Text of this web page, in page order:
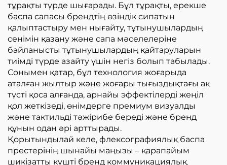
тұрақты түрде шығарады. Бұл тұрақты, ерекше
баспа сапасы брендтің өзіндік сипатын
қалыптастыру мен нығайту, тұтынушылардың
сенімін қазану және сапа мәселелеріне
байланысты тұтынушылардың қайтаруларын
тиімді түрде азайту үшін негіз болып табылады.
Сонымен қатар, бұл технология жоғарыда
аталған жылтыр және жоғары тығыздықтағы ақ
түсті қоса алғанда, арнайы эффектілерді жеңіл
қол жеткізеді, өнімдерге премиум визуалды
және тактильді тәжірибе береді және бренд
құнын одан әрі арттырады.
Қорытындылай келе, флексографиялық баспа
престерінің шынайы маңызы – қарапайым
шикізатты күшті бренд коммуникациялық